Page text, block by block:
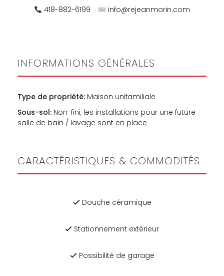
418-882-6199
info@rejeanmorin.com
INFORMATIONS GÉNÉRALES
Type de propriété: Maison unifamiliale
Sous-sol: Non-fini, les installations pour une future
salle de bain / lavage sont en place
CARACTÉRISTIQUES & COMMODITÉS
Douche céramique
Stationnement extérieur
Possibilité de garage